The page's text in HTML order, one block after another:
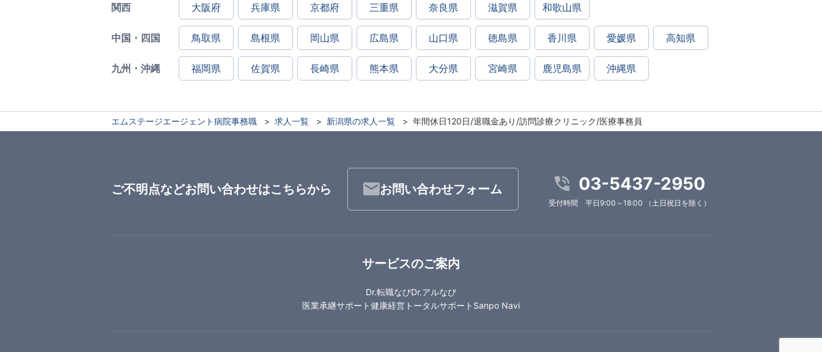
関西 大阪府 兵庫県 京都府 三重県 奈良県 滋賀県 和歌山県
中国・四国 鳥取県 島根県 岡山県 広島県 山口県 徳島県 香川県 愛媛県 高知県
九州・沖縄 福岡県 佐賀県 長崎県 熊本県 大分県 宮崎県 鹿児島県 沖縄県
エムステージエージェント病院事務職 求人一覧 新潟県の求人一覧 年間休日120日/退職金あり/訪問診療クリニック/医療事務員
ご不明点などお問い合わせはこちらから お問い合わせフォーム 03-5437-2950
受付時間 平日9:00～18:00 （土日祝日を除く）
サービスのご案内
Dr.転職なびDr.アルなび
医業承継サポート健康経営トータルサポート Sanpo Navi